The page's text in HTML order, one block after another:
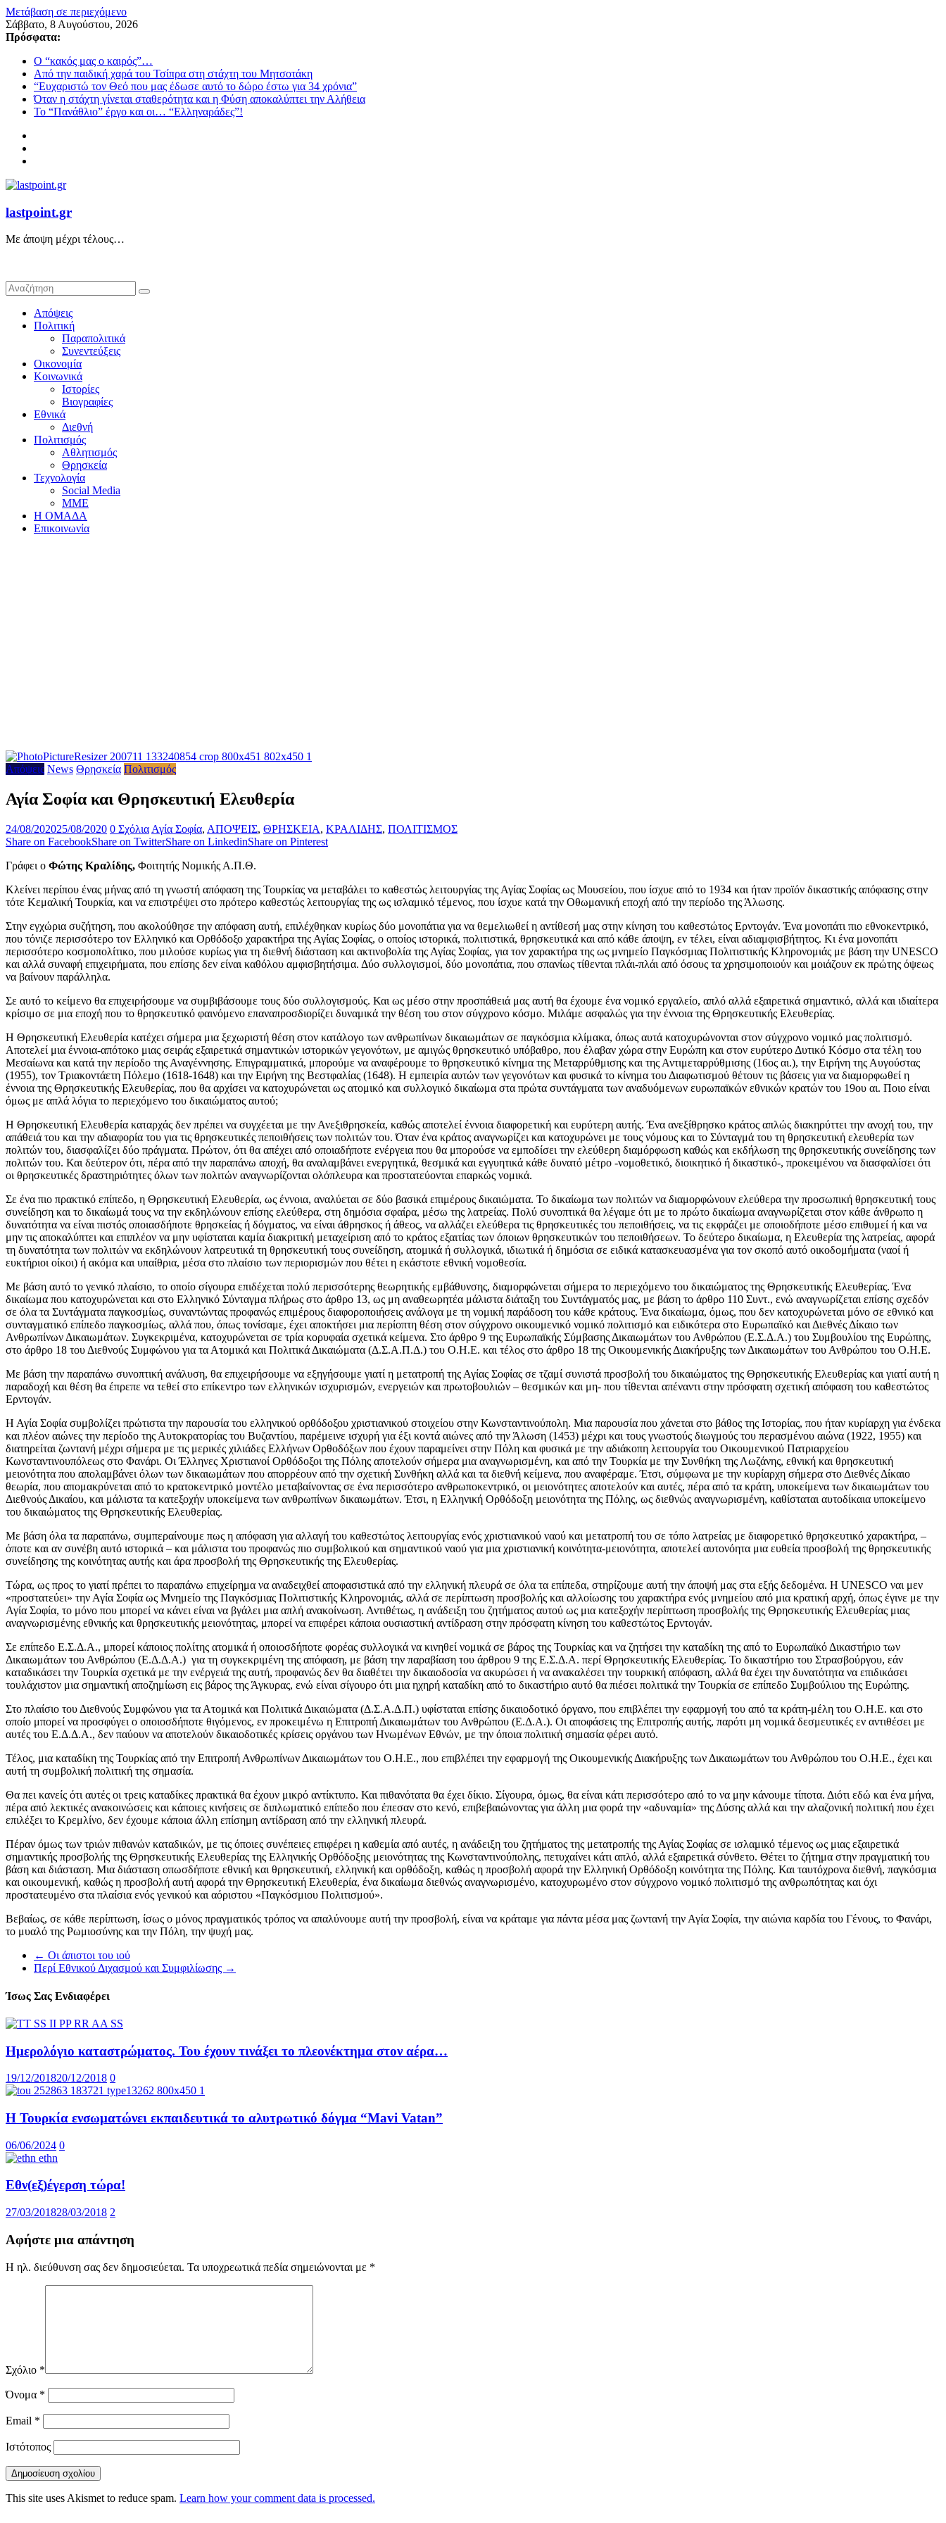
Μετάβαση σε περιεχόμενο
Σάββατο, 8 Αυγούστου, 2026
Πρόσφατα:
Ο “κακός μας ο καιρός”…
Από την παιδική χαρά του Τσίπρα στη στάχτη του Μητσοτάκη
“Ευχαριστώ τον Θεό που μας έδωσε αυτό το δώρο έστω για 34 χρόνια”
Όταν η στάχτη γίνεται σταθερότητα και η Φύση αποκαλύπτει την Αλήθεια
Το “Πανάθλιο” έργο και οι… “Ελληναράδες”!
lastpoint.gr
Με άποψη μέχρι τέλους…
Απόψεις
Πολιτική
Παραπολιτικά
Συνεντεύξεις
Οικονομία
Κοινωνικά
Ιστορίες
Βιογραφίες
Εθνικά
Διεθνή
Πολιτισμός
Αθλητισμός
Θρησκεία
Τεχνολογία
Social Media
ΜΜΕ
Η ΟΜΑΔΑ
Επικοινωνία
Απόψεις News Θρησκεία Πολιτισμός
Αγία Σοφία και Θρησκευτική Ελευθερία
24/08/202025/08/2020 0 Σχόλια Αγία Σοφία, ΑΠΟΨΕΙΣ, ΘΡΗΣΚΕΙΑ, ΚΡΑΛΙΔΗΣ, ΠΟΛΙΤΙΣΜΟΣ
Share on FacebookShare on TwitterShare on LinkedinShare on Pinterest
Γράφει ο Φώτης Κραλίδης, Φοιτητής Νομικής Α.Π.Θ.
Κλείνει περίπου ένας μήνας από τη γνωστή απόφαση της Τουρκίας να μεταβάλει το καθεστώς λειτουργίας της Αγίας Σοφίας ως Μουσείου, που ίσχυε από το 1934 και ήταν προϊόν δικαστικής απόφασης στην
τότε Κεμαλική Τουρκία, και να επιστρέψει στο πρότερο καθεστώς λειτουργίας της ως ισλαμικό τέμενος, που ίσχυε κατά την Οθωμανική εποχή από την περίοδο της Άλωσης.
Στην εγχώρια συζήτηση, που ακολούθησε την απόφαση αυτή, επιλέχθηκαν κυρίως δύο μονοπάτια για να θεμελιωθεί η αντίθεσή μας στην κίνηση του καθεστώτος Ερντογάν. Ένα μονοπάτι πιο εθνοκεντρικό,
που τόνιζε περισσότερο τον Ελληνικό και Ορθόδοξο χαρακτήρα της Αγίας Σοφίας, ο οποίος ιστορικά, πολιτιστικά, θρησκευτικά και από κάθε άποψη, εν τέλει, είναι αδιαμφισβήτητος. Κι ένα μονοπάτι
περισσότερο κοσμοπολίτικο, που μιλούσε κυρίως για τη διεθνή διάσταση και ακτινοβολία της Αγίας Σοφίας, για τον χαρακτήρα της ως μνημείο Παγκόσμιας Πολιτιστικής Κληρονομιάς με βάση την UNESCO
και αλλά συναφή επιχειρήματα, που επίσης δεν είναι καθόλου αμφισβητήσιμα. Δύο συλλογισμοί, δύο μονοπάτια, που σπανίως τίθενται πλάι-πλάι από όσους τα χρησιμοποιούν και μοιάζουν εκ πρώτης όψεως
να βαίνουν παράλληλα.
Σε αυτό το κείμενο θα επιχειρήσουμε να συμβιβάσουμε τους δύο συλλογισμούς. Και ως μέσο στην προσπάθειά μας αυτή θα έχουμε ένα νομικό εργαλείο, απλό αλλά εξαιρετικά σημαντικό, αλλά και ιδιαίτερα
κρίσιμο σε μια εποχή που το θρησκευτικό φαινόμενο επαναπροσδιορίζει δυναμικά την θέση του στον σύγχρονο κόσμο. Μιλάμε ασφαλώς για την έννοια της Θρησκευτικής Ελευθερίας.
Η Θρησκευτική Ελευθερία κατέχει σήμερα μια ξεχωριστή θέση στον κατάλογο των ανθρωπίνων δικαιωμάτων σε παγκόσμια κλίμακα, όπως αυτά κατοχυρώνονται στον σύγχρονο νομικό μας πολιτισμό.
Αποτελεί μια έννοια-απότοκο μιας σειράς εξαιρετικά σημαντικών ιστορικών γεγονότων, με αμιγώς θρησκευτικό υπόβαθρο, που έλαβαν χώρα στην Ευρώπη και στον ευρύτερο Δυτικό Κόσμο στα τέλη του
Μεσαίωνα και κατά την περίοδο της Αναγέννησης. Επιγραμματικά, μπορούμε να αναφέρουμε το θρησκευτικό κίνημα της Μεταρρύθμισης και της Αντιμεταρρύθμισης (16ος αι.), την Ειρήνη της Αυγούστας
(1955), τον Τριακοντάετη Πόλεμο (1618-1648) και την Ειρήνη της Βεστφαλίας (1648). Η εμπειρία αυτών των γεγονότων και φυσικά το κίνημα του Διαφωτισμού θέτουν τις βάσεις για να διαμορφωθεί η
έννοια της Θρησκευτικής Ελευθερίας, που θα αρχίσει να κατοχυρώνεται ως ατομικό και συλλογικό δικαίωμα στα πρώτα συντάγματα των αναδυόμενων ευρωπαϊκών εθνικών κρατών του 19ου αι. Ποιο είναι
όμως με απλά λόγια το περιεχόμενο του δικαιώματος αυτού;
Η Θρησκευτική Ελευθερία καταρχάς δεν πρέπει να συγχέεται με την Ανεξιθρησκεία, καθώς αποτελεί έννοια διαφορετική και ευρύτερη αυτής. Ένα ανεξίθρησκο κράτος απλώς διακηρύττει την ανοχή του, την
απάθειά του και την αδιαφορία του για τις θρησκευτικές πεποιθήσεις των πολιτών του. Όταν ένα κράτος αναγνωρίζει και κατοχυρώνει με τους νόμους και το Σύνταγμά του τη θρησκευτική ελευθερία των
πολιτών του, διασφαλίζει δύο πράγματα. Πρώτον, ότι θα απέχει από οποιαδήποτε ενέργεια που θα μπορούσε να εμποδίσει την ελεύθερη διαμόρφωση καθώς και εκδήλωση της θρησκευτικής συνείδησης των
πολιτών του. Και δεύτερον ότι, πέρα από την παραπάνω αποχή, θα αναλαμβάνει ενεργητικά, θεσμικά και εγγυητικά κάθε δυνατό μέτρο -νομοθετικό, διοικητικό ή δικαστικό-, προκειμένου να διασφαλίσει ότι
οι θρησκευτικές δραστηριότητες όλων των πολιτών αναγνωρίζονται ολόπλευρα και προστατεύονται επαρκώς νομικά.
Σε ένα πιο πρακτικό επίπεδο, η Θρησκευτική Ελευθερία, ως έννοια, αναλύεται σε δύο βασικά επιμέρους δικαιώματα. Το δικαίωμα των πολιτών να διαμορφώνουν ελεύθερα την προσωπική θρησκευτική τους
συνείδηση και το δικαίωμά τους να την εκδηλώνουν επίσης ελεύθερα, στη δημόσια σφαίρα, μέσω της λατρείας. Πολύ συνοπτικά θα λέγαμε ότι με το πρώτο δικαίωμα αναγνωρίζεται στον κάθε άνθρωπο η
δυνατότητα να είναι πιστός οποιασδήποτε θρησκείας ή δόγματος, να είναι άθρησκος ή άθεος, να αλλάζει ελεύθερα τις θρησκευτικές του πεποιθήσεις, να τις εκφράζει με οποιοδήποτε μέσο επιθυμεί ή και να
μην τις αποκαλύπτει και επιπλέον να μην υφίσταται καμία διακριτική μεταχείριση από το κράτος εξαιτίας των όποιων θρησκευτικών του πεποιθήσεων. Το δεύτερο δικαίωμα, η Ελευθερία της λατρείας, αφορά
τη δυνατότητα των πολιτών να εκδηλώνουν λατρευτικά τη θρησκευτική τους συνείδηση, ατομικά ή συλλογικά, ιδιωτικά ή δημόσια σε ειδικά κατασκευασμένα για τον σκοπό αυτό οικοδομήματα (ναοί ή
ευκτήριοι οίκοι) ή ακόμα και υπαίθρια, μέσα στο πλαίσιο των περιορισμών που θέτει η εκάστοτε εθνική νομοθεσία.
Με βάση αυτό το γενικό πλαίσιο, το οποίο σίγουρα επιδέχεται πολύ περισσότερης θεωρητικής εμβάθυνσης, διαμορφώνεται σήμερα το περιεχόμενο του δικαιώματος της Θρησκευτικής Ελευθερίας. Ένα
δικαίωμα που κατοχυρώνεται και στο Ελληνικό Σύνταγμα πλήρως στο άρθρο 13, ως μη αναθεωρητέα μάλιστα διάταξη του Συντάγματός μας, με βάση το άρθρο 110 Συντ., ενώ αναγνωρίζεται επίσης σχεδόν
σε όλα τα Συντάγματα παγκοσμίως, συναντώντας προφανώς επιμέρους διαφοροποιήσεις ανάλογα με τη νομική παράδοση του κάθε κράτους. Ένα δικαίωμα, όμως, που δεν κατοχυρώνεται μόνο σε εθνικό και
συνταγματικό επίπεδο παγκοσμίως, αλλά που, όπως τονίσαμε, έχει αποκτήσει μια περίοπτη θέση στον σύγχρονο οικουμενικό νομικό πολιτισμό και ειδικότερα στο Ευρωπαϊκό και Διεθνές Δίκαιο των
Ανθρωπίνων Δικαιωμάτων. Συγκεκριμένα, κατοχυρώνεται σε τρία κορυφαία σχετικά κείμενα. Στο άρθρο 9 της Ευρωπαϊκής Σύμβασης Δικαιωμάτων του Ανθρώπου (Ε.Σ.Δ.Α.) του Συμβουλίου της Ευρώπης,
στο άρθρο 18 του Διεθνούς Συμφώνου για τα Ατομικά και Πολιτικά Δικαιώματα (Δ.Σ.Α.Π.Δ.) του Ο.Η.Ε. και τέλος στο άρθρο 18 της Οικουμενικής Διακήρυξης των Δικαιωμάτων του Ανθρώπου του Ο.Η.Ε.
Με βάση την παραπάνω συνοπτική ανάλυση, θα επιχειρήσουμε να εξηγήσουμε γιατί η μετατροπή της Αγίας Σοφίας σε τζαμί συνιστά προσβολή του δικαιώματος της Θρησκευτικής Ελευθερίας και γιατί αυτή η
παραδοχή και θέση θα έπρεπε να τεθεί στο επίκεντρο των ελληνικών ισχυρισμών, ενεργειών και πρωτοβουλιών – θεσμικών και μη- που τίθενται απέναντι στην πρόσφατη σχετική απόφαση του καθεστώτος
Ερντογάν.
Η Αγία Σοφία συμβολίζει πρώτιστα την παρουσία του ελληνικού ορθόδοξου χριστιανικού στοιχείου στην Κωνσταντινούπολη. Μια παρουσία που χάνεται στο βάθος της Ιστορίας, που ήταν κυρίαρχη για ένδεκα
και πλέον αιώνες την περίοδο της Αυτοκρατορίας του Βυζαντίου, παρέμεινε ισχυρή για έξι κοντά αιώνες από την Άλωση (1453) μέχρι και τους γνωστούς διωγμούς του περασμένου αιώνα (1922, 1955) και
διατηρείται ζωντανή μέχρι σήμερα με τις μερικές χιλιάδες Ελλήνων Ορθοδόξων που έχουν παραμείνει στην Πόλη και φυσικά με την αδιάκοπη λειτουργία του Οικουμενικού Πατριαρχείου
Κωνσταντινουπόλεως στο Φανάρι. Οι Έλληνες Χριστιανοί Ορθόδοξοι της Πόλης αποτελούν σήμερα μια αναγνωρισμένη, και από την Τουρκία με την Συνθήκη της Λωζάνης, εθνική και θρησκευτική
μειονότητα που απολαμβάνει όλων των δικαιωμάτων που απορρέουν από την σχετική Συνθήκη αλλά και τα διεθνή κείμενα, που αναφέραμε. Έτσι, σύμφωνα με την κυρίαρχη σήμερα στο Διεθνές Δίκαιο
θεωρία, που απομακρύνεται από το κρατοκεντρικό μοντέλο μεταβαίνοντας σε ένα περισσότερο ανθρωποκεντρικό, οι μειονότητες αποτελούν και αυτές, πέρα από τα κράτη, υποκείμενα των δικαιωμάτων του
Διεθνούς Δικαίου, και μάλιστα τα κατεξοχήν υποκείμενα των ανθρωπίνων δικαιωμάτων. Έτσι, η Ελληνική Ορθόδοξη μειονότητα της Πόλης, ως διεθνώς αναγνωρισμένη, καθίσταται αυτοδίκαια υποκείμενο
του δικαιώματος της Θρησκευτικής Ελευθερίας.
Με βάση όλα τα παραπάνω, συμπεραίνουμε πως η απόφαση για αλλαγή του καθεστώτος λειτουργίας ενός χριστιανικού ναού και μετατροπή του σε τόπο λατρείας με διαφορετικό θρησκευτικό χαρακτήρα, –
όποτε και αν συνέβη αυτό ιστορικά – και μάλιστα του προφανώς πιο συμβολικού και σημαντικού ναού για μια χριστιανική κοινότητα-μειονότητα, αποτελεί αυτονόητα μια ευθεία προσβολή της θρησκευτικής
συνείδησης της κοινότητας αυτής και άρα προσβολή της Θρησκευτικής της Ελευθερίας.
Τώρα, ως προς το γιατί πρέπει το παραπάνω επιχείρημα να αναδειχθεί αποφασιστικά από την ελληνική πλευρά σε όλα τα επίπεδα, στηρίζουμε αυτή την άποψή μας στα εξής δεδομένα. Η UNESCO ναι μεν
«προστατεύει» την Αγία Σοφία ως Μνημείο της Παγκόσμιας Πολιτιστικής Κληρονομιάς, αλλά σε περίπτωση προσβολής και αλλοίωσης του χαρακτήρα ενός μνημείου από μια κρατική αρχή, όπως έγινε με την
Αγία Σοφία, το μόνο που μπορεί να κάνει είναι να βγάλει μια απλή ανακοίνωση. Αντιθέτως, η ανάδειξη του ζητήματος αυτού ως μια κατεξοχήν περίπτωση προσβολής της Θρησκευτικής Ελευθερίας μιας
αναγνωρισμένης εθνικής και θρησκευτικής μειονότητας, μπορεί να επιφέρει κάποια ουσιαστική αντίδραση στην πρόσφατη κίνηση του καθεστώτος Ερντογάν.
Σε επίπεδο Ε.Σ.Δ.Α., μπορεί κάποιος πολίτης ατομικά ή οποιοσδήποτε φορέας συλλογικά να κινηθεί νομικά σε βάρος της Τουρκίας και να ζητήσει την καταδίκη της από το Ευρωπαϊκό Δικαστήριο των
Δικαιωμάτων του Ανθρώπου (Ε.Δ.Δ.Α.) για τη συγκεκριμένη της απόφαση, με βάση την παραβίαση του άρθρου 9 της Ε.Σ.Δ.Α. περί Θρησκευτικής Ελευθερίας. Το δικαστήριο του Στρασβούργου, εάν
καταδικάσει την Τουρκία σχετικά με την ενέργειά της αυτή, προφανώς δεν θα διαθέτει την δικαιοδοσία να ακυρώσει ή να ανακαλέσει την τουρκική απόφαση, αλλά θα έχει την δυνατότητα να επιδικάσει
τουλάχιστον μια σημαντική αποζημίωση εις βάρος της Άγκυρας, ενώ είναι σίγουρο ότι μια ηχηρή καταδίκη από το δικαστήριο αυτό θα πιέσει πολιτικά την Τουρκία σε επίπεδο Συμβούλιου της Ευρώπης.
Στο πλαίσιο του Διεθνούς Συμφώνου για τα Ατομικά και Πολιτικά Δικαιώματα (Δ.Σ.Α.Δ.Π.) υφίσταται επίσης δικαιοδοτικό όργανο, που επιβλέπει την εφαρμογή του από τα κράτη-μέλη του Ο.Η.Ε. και στο
οποίο μπορεί να προσφύγει ο οποιοσδήποτε θιγόμενος, εν προκειμένω η Επιτροπή Δικαιωμάτων του Ανθρώπου (Ε.Δ.Α.). Οι αποφάσεις της Επιτροπής αυτής, παρότι μη νομικά δεσμευτικές εν αντιθέσει με
αυτές του Ε.Δ.Δ.Α., δεν παύουν να αποτελούν δικαιοδοτικές κρίσεις οργάνου των Ηνωμένων Εθνών, με την όποια πολιτική σημασία φέρει αυτό.
Τέλος, μια καταδίκη της Τουρκίας από την Επιτροπή Ανθρωπίνων Δικαιωμάτων του Ο.Η.Ε., που επιβλέπει την εφαρμογή της Οικουμενικής Διακήρυξης των Δικαιωμάτων του Ανθρώπου του Ο.Η.Ε., έχει και
αυτή τη συμβολική πολιτική της σημασία.
Θα πει κανείς ότι αυτές οι τρεις καταδίκες πρακτικά θα έχουν μικρό αντίκτυπο. Και πιθανότατα θα έχει δίκιο. Σίγουρα, όμως, θα είναι κάτι περισσότερο από το να μην κάνουμε τίποτα. Διότι εδώ και ένα μήνα,
πέρα από λεκτικές ανακοινώσεις και κάποιες κινήσεις σε διπλωματικό επίπεδο που έπεσαν στο κενό, επιβεβαιώνοντας για άλλη μια φορά την «αδυναμία» της Δύσης αλλά και την αλαζονική πολιτική που έχει
επιλέξει το Κρεμλίνο, δεν έχουμε κάποια άλλη επίσημη αντίδραση από την ελληνική πλευρά.
Πέραν όμως των τριών πιθανών καταδικών, με τις όποιες συνέπειες επιφέρει η καθεμία από αυτές, η ανάδειξη του ζητήματος της μετατροπής της Αγίας Σοφίας σε ισλαμικό τέμενος ως μιας εξαιρετικά
σημαντικής προσβολής της Θρησκευτικής Ελευθερίας της Ελληνικής Ορθόδοξης μειονότητας της Κωνσταντινούπολης, πετυχαίνει κάτι απλό, αλλά εξαιρετικά σύνθετο. Θέτει το ζήτημα στην πραγματική του
βάση και διάσταση. Μια διάσταση οπωσδήποτε εθνική και θρησκευτική, ελληνική και ορθόδοξη, καθώς η προσβολή αφορά την Ελληνική Ορθόδοξη κοινότητα της Πόλης. Και ταυτόχρονα διεθνή, παγκόσμια
και οικουμενική, καθώς η προσβολή αυτή αφορά την Θρησκευτική Ελευθερία, ένα δικαίωμα διεθνώς αναγνωρισμένο, κατοχυρωμένο στον σύγχρονο νομικό πολιτισμό της ανθρωπότητας και όχι
προστατευμένο στα πλαίσια ενός γενικού και αόριστου «Παγκόσμιου Πολιτισμού».
Βεβαίως, σε κάθε περίπτωση, ίσως ο μόνος πραγματικός τρόπος να απαλύνουμε αυτή την προσβολή, είναι να κράταμε για πάντα μέσα μας ζωντανή την Αγία Σοφία, την αιώνια καρδία του Γένους, το Φανάρι,
το μυαλό της Ρωμιοσύνης και την Πόλη, την ψυχή μας.
← Οι άπιστοι του ιού
Περί Εθνικού Διχασμού και Συμφιλίωσης →
Ίσως Σας Ενδιαφέρει
Ημερολόγιο καταστρώματος. Του έχουν τινάξει το πλεονέκτημα στον αέρα…
19/12/201820/12/2018 0
Η Τουρκία ενσωματώνει εκπαιδευτικά το αλυτρωτικό δόγμα “Mavi Vatan”
06/06/2024 0
Εθν(εξ)έγερση τώρα!
27/03/201828/03/2018 2
Αφήστε μια απάντηση
Η ηλ. διεύθυνση σας δεν δημοσιεύεται. Τα υποχρεωτικά πεδία σημειώνονται με *
Σχόλιο *
Όνομα *
Email *
Ιστότοπος
This site uses Akismet to reduce spam. Learn how your comment data is processed.